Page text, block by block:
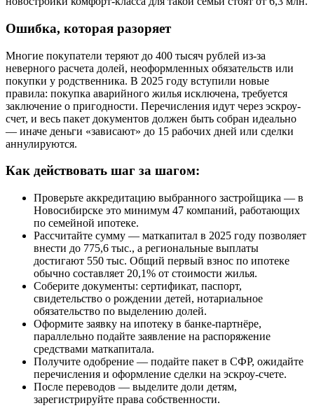
Ошибка, которая разоряет
Многие покупатели теряют до 400 тысяч рублей из-за
неверного расчета долей, неоформленных обязательств или
покупки у родственника. В 2025 году вступили новые
правила: покупка аварийного жилья исключена, требуется
заключение о пригодности. Перечисления идут через эскроу-
счет, и весь пакет документов должен быть собран идеально
— иначе деньги «зависают» до 15 рабочих дней или сделки
аннулируются.
Как действовать шаг за шагом:
Проверьте аккредитацию выбранного застройщика — в
Новосибирске это минимум 47 компаний, работающих
по семейной ипотеке.
Рассчитайте сумму — маткапитал в 2025 году позволяет
внести до 775,6 тыс., а региональные выплаты
достигают 550 тыс. Общий первый взнос по ипотеке
обычно составляет 20,1% от стоимости жилья.
Соберите документы: сертификат, паспорт,
свидетельство о рождении детей, нотариальное
обязательство по выделению долей.
Оформите заявку на ипотеку в банке-партнёре,
параллельно подайте заявление на распоряжение
средствами маткапитала.
Получите одобрение — подайте пакет в СФР, ожидайте
перечисления и оформление сделки на эскроу-счете.
После переводов — выделите доли детям,
зарегистрируйте права собственности.